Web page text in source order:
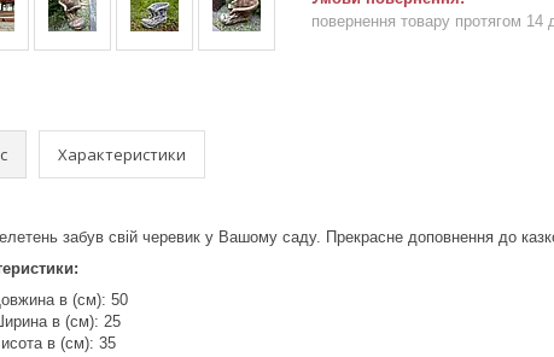
повернення товару протягом 14
Характеристики
забув свій черевик у Вашому саду. Прекрасне доповнення до
в (см): 50
в (см): 25
в (см): 35